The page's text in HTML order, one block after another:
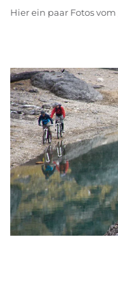
Hier ein paar Fotos vom